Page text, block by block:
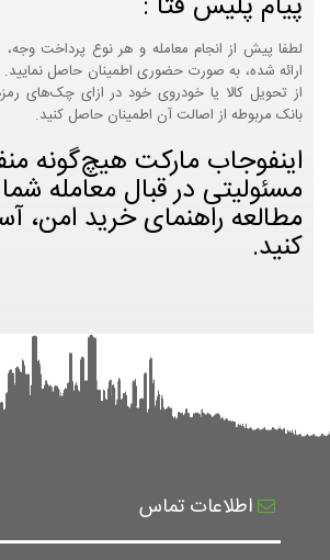
لطفا پیش از انجام معامله و هر نوع پرداخت
ارائه شده، به صورت حضوری اطمینان حاصل
از تحویل کالا یا خودروی خود در ازای چک‌های
بانک مربوطه از اصالت آن اطمینان حاصل کنید.
اینفوجاب مارکت هیچ‌گونه
مسئولیتی در قبال معامله شما
مطالعه راهنمای خرید امن،
کنید.
اطلاعات تماس